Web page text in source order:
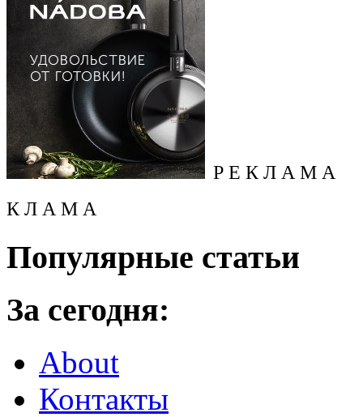
Р Е К Л А М А
К Л А М А
Популярные статьи
За сегодня:
About
Контакты